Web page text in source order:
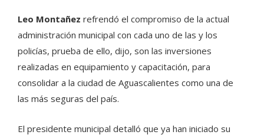
Leo Montañez refrendó el compromiso de la actual
administración municipal con cada uno de las y los
policías, prueba de ello, dijo, son las inversiones
realizadas en equipamiento y capacitación, para
consolidar a la ciudad de Aguascalientes como una de
las más seguras del país.
El presidente municipal detalló que ya han iniciado su